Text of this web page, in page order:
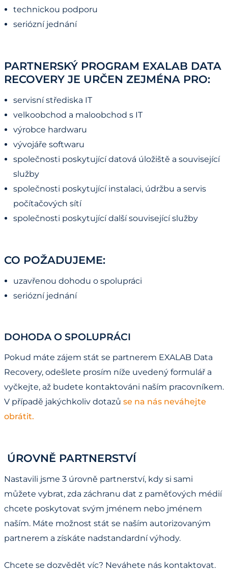
technickou podporu
seriózní jednání
PARTNERSKÝ PROGRAM EXALAB DATA
RECOVERY JE URČEN ZEJMÉNA PRO:
servisní střediska IT
velkoobchod a maloobchod s IT
výrobce hardwaru
vývojáře softwaru
společnosti poskytující datová úložiště a související
služby
společnosti poskytující instalaci, údržbu a servis
počítačových sítí
společnosti poskytující další související služby
CO POŽADUJEME:
uzavřenou dohodu o spolupráci
seriózní jednání
DOHODA O SPOLUPRÁCI
Pokud máte zájem stát se partnerem EXALAB Data
Recovery, odešlete prosím níže uvedený formulář a
vyčkejte, až budete kontaktováni naším pracovníkem.
V případě jakýchkoliv dotazů se na nás neváhejte
obrátit.
ÚROVNĚ PARTNERSTVÍ
Nastavili jsme 3 úrovně partnerství, kdy si sami
můžete vybrat, zda záchranu dat z paměťových médií
chcete poskytovat svým jménem nebo jménem
naším. Máte možnost stát se naším autorizovaným
partnerem a získáte nadstandardní výhody.
Chcete se dozvědět víc? Neváhete nás kontaktovat.